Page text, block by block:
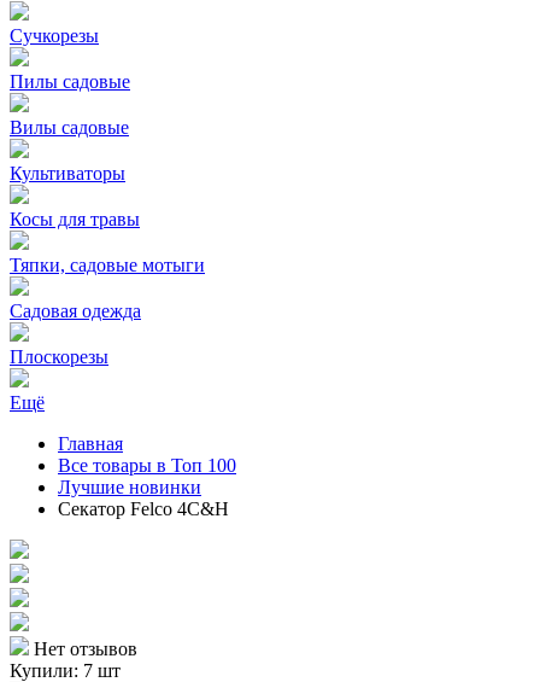
Сучкорезы
Пилы садовые
Вилы садовые
Культиваторы
Косы для травы
Тяпки, садовые мотыги
Садовая одежда
Плоскорезы
Ещё
Главная
Все товары в Топ 100
Лучшие новинки
Секатор Felco 4C&H
Нет отзывов
Купили: 7 шт